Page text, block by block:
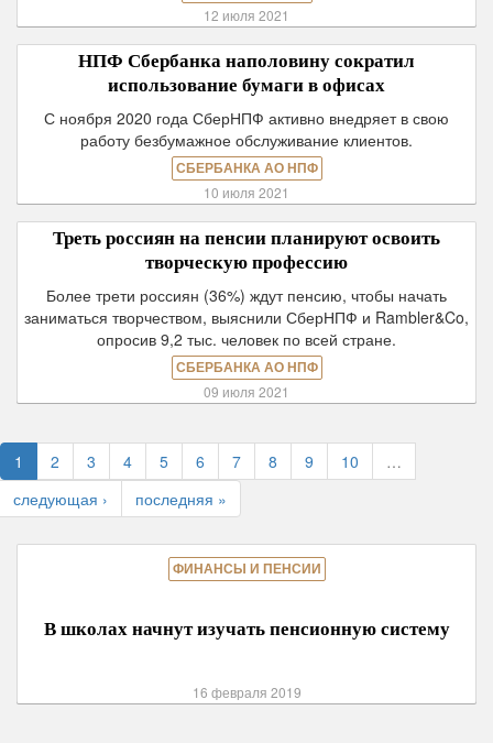
12 июля 2021
НПФ Сбербанка наполовину сократил
использование бумаги в офисах
С ноября 2020 года СберНПФ активно внедряет в свою
работу безбумажное обслуживание клиентов.
СБЕРБАНКА АО НПФ
10 июля 2021
Треть россиян на пенсии планируют освоить
творческую профессию
Более трети россиян (36%) ждут пенсию, чтобы начать
заниматься творчеством, выяснили СберНПФ и Rambler&Co,
опросив 9,2 тыс. человек по всей стране.
СБЕРБАНКА АО НПФ
09 июля 2021
1 2 3 4 5 6 7 8 9 10
…
следующая ›
последняя »
ФИНАНСЫ И ПЕНСИИ
В школах начнут изучать пенсионную систему
16 февраля 2019